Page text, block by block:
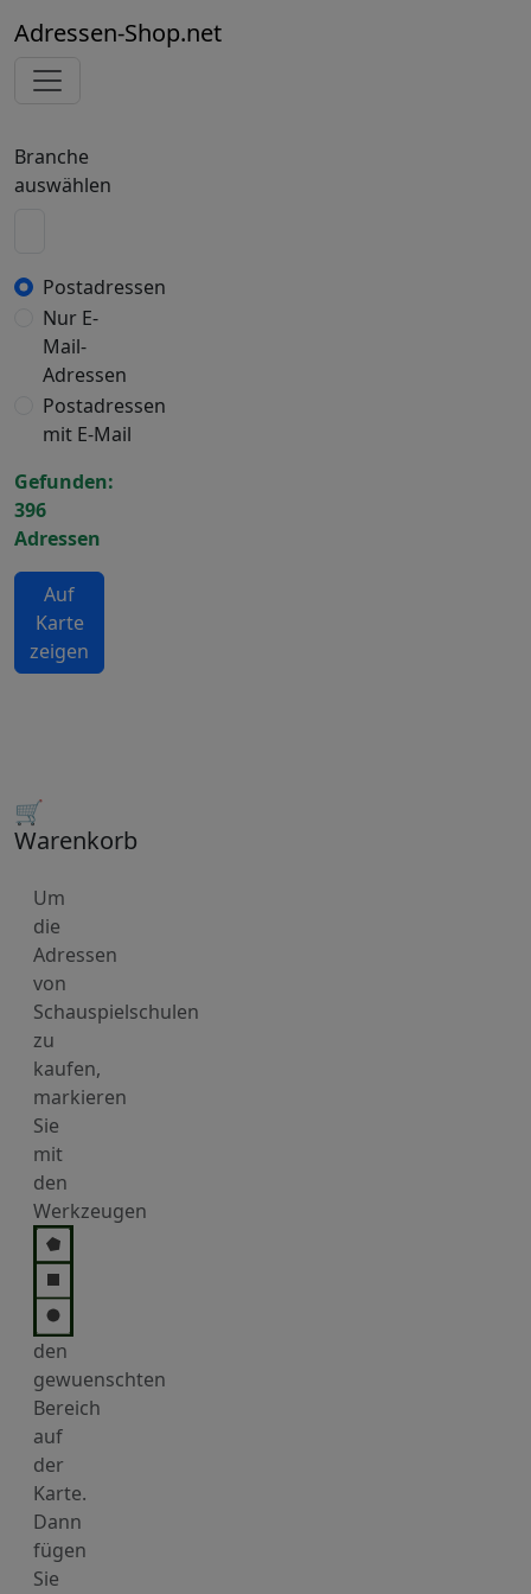
Adressen-Shop.net
Branche
auswählen
Postadressen
Nur E-
Mail-
Adressen
Postadressen
mit E-Mail
Gefunden:
396
Adressen
Auf
Karte
zeigen
🛒
Warenkorb
Um
die
Adressen
von
Schauspielschulen
zu
kaufen,
markieren
Sie
mit
den
Werkzeugen
den
gewuenschten
Bereich
auf
der
Karte.
Dann
fügen
Sie